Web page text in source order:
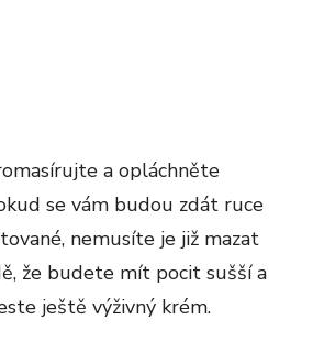
a opláchněte
se vám budou zdát ruce
nemusíte je již mazat
že budete mít pocit sušší a
ještě výživný krém.